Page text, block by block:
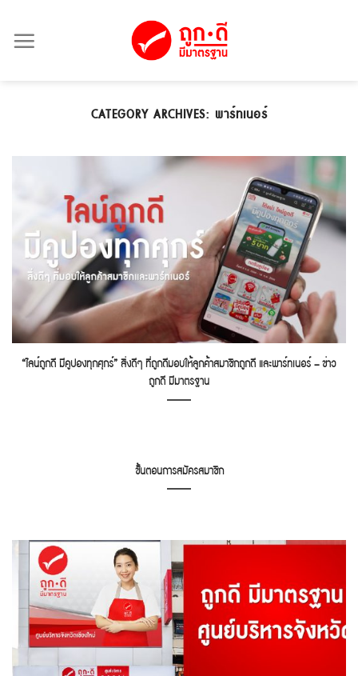
CATEGORY ARCHIVES: พาร์ทเนอร์
“ไลน์ถูกดี มีคูปองทุกศุกร์” สิ่งดีๆ ที่ถูกดีมอบให้ลูกค้าสมาชิกถูกดี และพาร์ทเนอร์ – ข่าว
ถูกดี มีมาตรฐาน
ขั้นตอนการสมัครสมาชิก